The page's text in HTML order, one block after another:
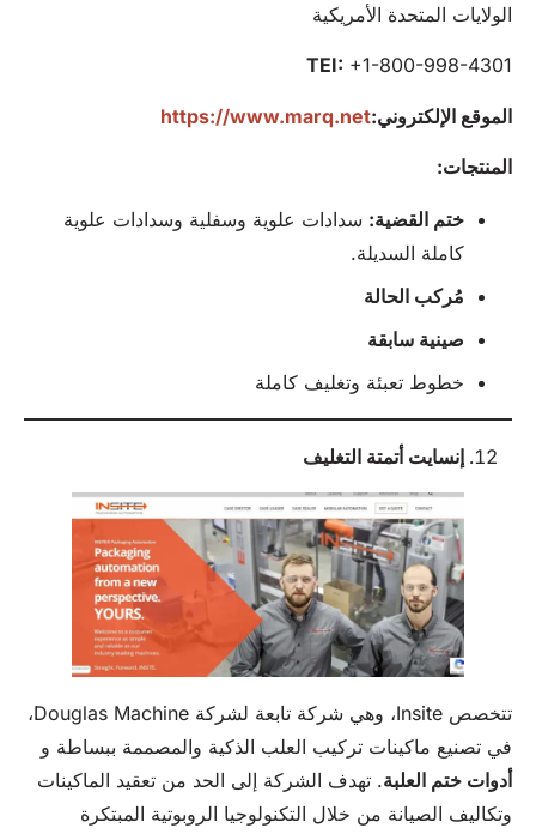
الولايات المتحدة الأمريكية
TEI: +1-800-998-4301
الموقع الإلكتروني:https://www.marq.net
المنتجات:
ختم القضية: سدادات علوية وسفلية وسدادات علوية
كاملة السديلة.
مُركب الحالة
صينية سابقة
خطوط تعبئة وتغليف كاملة
إنسايت أتمتة التغليف
تتخصص Insite، وهي شركة تابعة لشركة Douglas Machine،
في تصنيع ماكينات تركيب العلب الذكية والمصممة ببساطة و
أدوات ختم العلبة. تهدف الشركة إلى الحد من تعقيد الماكينات
وتكاليف الصيانة من خلال التكنولوجيا الروبوتية المبتكرة